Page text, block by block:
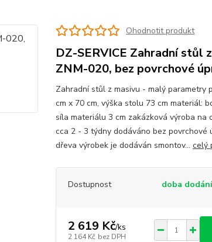
Ohodnotit produkt
DZ-SERVICE Zahradní stůl
ZNM-020, bez povrchové
Zahradní stůl z masivu - malý parametry
cm x 70 cm, výška stolu 73 cm materiál:
síla materiálu 3 cm zakázková výroba na
cca 2 - 3 týdny dodáváno bez povrchové
dřeva výrobek je dodáván smontov... celý
Dostupnost doba
2 619 Kč/ks
2 164 Kč bez DPH